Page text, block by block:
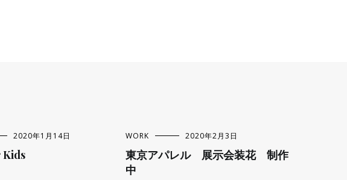
2020年1月14日
Kids
WORK 2020年2月3日
東京アパレル 展示会装花 制作
中